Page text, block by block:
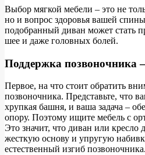
Выбор мягкой мебели – это не
но и вопрос здоровья вашей
подобранный диван может стать
шее и даже головных болей.
Поддержка позвоночника
Первое, на что стоит обратить
позвоночника. Представьте, что
хрупкая башня, и ваша задача –
опору. Поэтому ищите мебель с
Это значит, что диван или кресло
жесткую основу и упругую
естественный изгиб позвоночника.